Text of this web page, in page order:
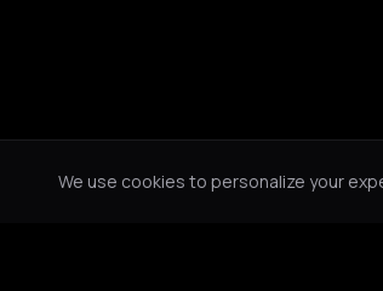
We use cookies to personalize your